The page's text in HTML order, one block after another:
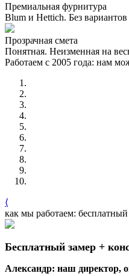
Премиальная фурнитура
Blum и Hettich. Без
Прозрачная смета
Понятная. Неизменная на
Работаем с 2005 года: нам
⟨
как мы работаем: бесплатный
Бесплатный замер +
Александр: наш директор,